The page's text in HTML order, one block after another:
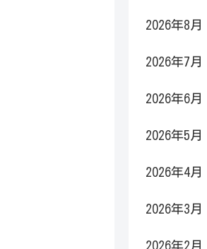
2026年8月
2026年7月
2026年6月
2026年5月
2026年4月
2026年3月
2026年2月